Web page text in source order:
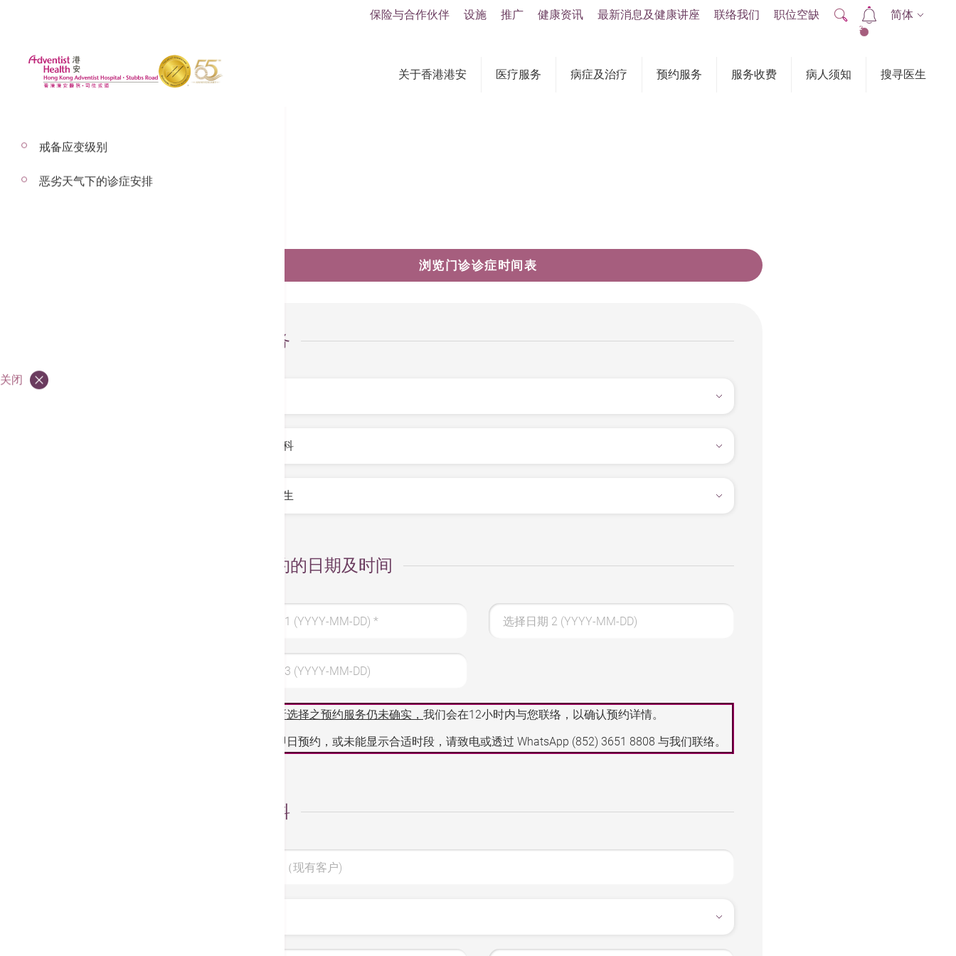
关于香港港安 医疗服务 病症及治疗 预约服务 服务收费 病人须知 搜寻医生
保险与合作伙伴 设施 推广 健康资讯 最新消息及健康讲座 联络我们 职位空缺
2
简体
浏览门诊诊症时间表
选择服务
选择预约的日期及时间
选择日期 1 (YYYY-MM-DD) * 选择日期 2 (YYYY-MM-DD)
选择日期 3 (YYYY-MM-DD)
阁下所选择之预约服务仍未确实， 我们会在12小时内与您联络，以确认预约详情。
如需即日预约，或未能显示合适时段，请致电或透过 WhatsApp (852) 3651 8808 与我们联络。
个人资料
病人编号（现有客户)
戒备应变级别
恶劣天气下的诊症安排
关闭